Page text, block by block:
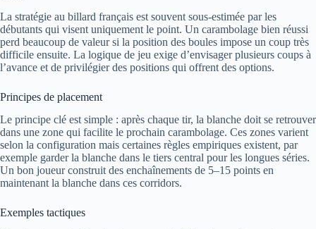
La stratégie au billard français est souvent sous-estimée par les
débutants qui visent uniquement le point. Un carambolage bien réussi
perd beaucoup de valeur si la position des boules impose un coup très
difficile ensuite. La logique de jeu exige d’envisager plusieurs coups à
l’avance et de privilégier des positions qui offrent des options.
Principes de placement
Le principe clé est simple : après chaque tir, la blanche doit se retrouver
dans une zone qui facilite le prochain carambolage. Ces zones varient
selon la configuration mais certaines règles empiriques existent, par
exemple garder la blanche dans le tiers central pour les longues séries.
Un bon joueur construit des enchaînements de 5–15 points en
maintenant la blanche dans ces corridors.
Exemples tactiques